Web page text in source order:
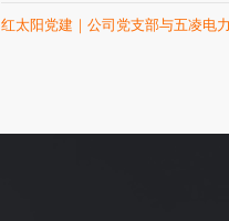
红太阳党建｜公司党支部与五凌电